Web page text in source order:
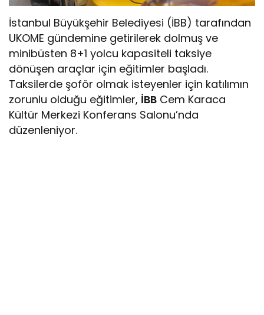
İstanbul Büyükşehir Belediyesi (İBB) tarafından
UKOME gündemine getirilerek dolmuş ve
minibüsten 8+1 yolcu kapasiteli taksiye
dönüşen araçlar için eğitimler başladı.
Taksilerde şoför olmak isteyenler için katılımın
zorunlu olduğu eğitimler, İBB Cem Karaca
Kültür Merkezi Konferans Salonu’nda
düzenleniyor.